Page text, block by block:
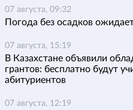
07 августа, 09:32
Погода без осадков
07 августа, 15:19
В Казахстане объявили
грантов: бесплатно будут
абитуриентов
07 августа, 12:19